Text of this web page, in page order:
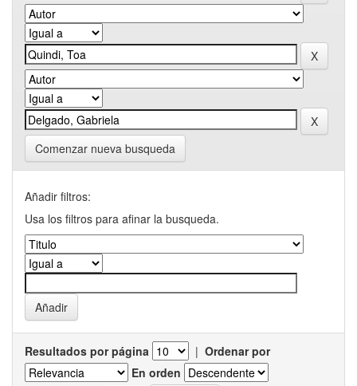
Comenzar nueva busqueda
Añadir filtros:
Usa los filtros para afinar la busqueda.
Resultados por página | Ordenar por
En orden